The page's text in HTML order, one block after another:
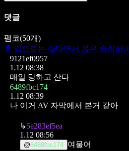
댓글
펨코(50개)
📄 입으로는 싫다면서 몸은 솔직하네
9121ef0957
1.12 08:38
매일 당하고 산다
6489fbc174
1.12 08:39
나 이거 AV 자막에서 본거 같아
↳5e283ef5ea
1.12 08:56
@6489fbc174 여물어